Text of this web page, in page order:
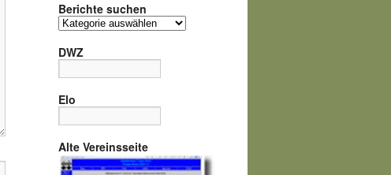
Berichte suchen
Berichte
DWZ
Elo
Alte Vereinsseite